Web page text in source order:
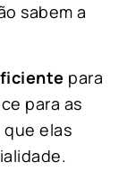
sabem a
para
para as
elas